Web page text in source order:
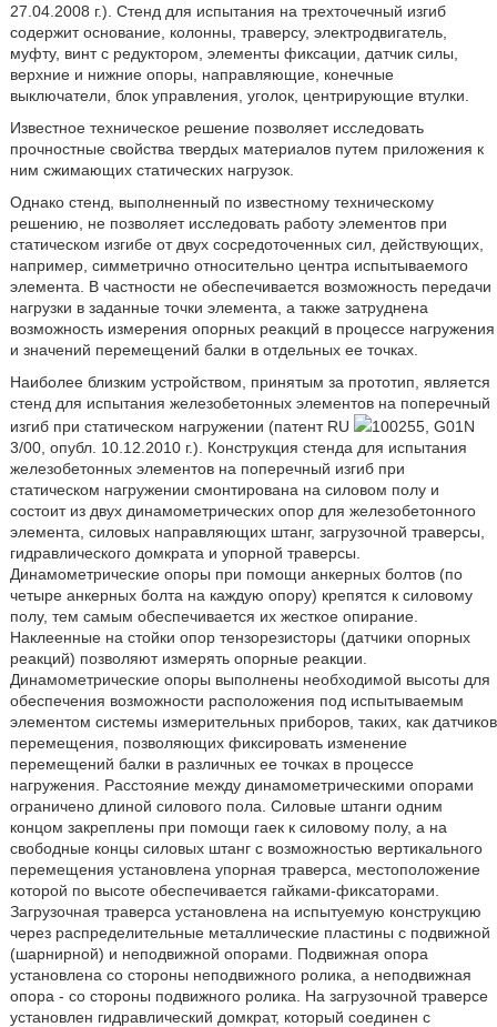
27.04.2008 г.). Стенд для испытания на трехточечный изгиб
содержит основание, колонны, траверсу, электродвигатель,
муфту, винт с редуктором, элементы фиксации, датчик силы,
верхние и нижние опоры, направляющие, конечные
выключатели, блок управления, уголок, центрирующие втулки.
Известное техническое решение позволяет исследовать
прочностные свойства твердых материалов путем приложения к
ним сжимающих статических нагрузок.
Однако стенд, выполненный по известному техническому
решению, не позволяет исследовать работу элементов при
статическом изгибе от двух сосредоточенных сил, действующих,
например, симметрично относительно центра испытываемого
элемента. В частности не обеспечивается возможность передачи
нагрузки в заданные точки элемента, а также затруднена
возможность измерения опорных реакций в процессе нагружения
и значений перемещений балки в отдельных ее точках.
Наиболее близким устройством, принятым за прототип, является
стенд для испытания железобетонных элементов на поперечный
изгиб при статическом нагружении (патент RU
100255, G01N
3/00, опубл. 10.12.2010 г.). Конструкция стенда для испытания
железобетонных элементов на поперечный изгиб при
статическом нагружении смонтирована на силовом полу и
состоит из двух динамометрических опор для железобетонного
элемента, силовых направляющих штанг, загрузочной траверсы,
гидравлического домкрата и упорной траверсы.
Динамометрические опоры при помощи анкерных болтов (по
четыре анкерных болта на каждую опору) крепятся к силовому
полу, тем самым обеспечивается их жесткое опирание.
Наклеенные на стойки опор тензорезисторы (датчики опорных
реакций) позволяют измерять опорные реакции.
Динамометрические опоры выполнены необходимой высоты для
обеспечения возможности расположения под испытываемым
элементом системы измерительных приборов, таких, как датчиков
перемещения, позволяющих фиксировать изменение
перемещений балки в различных ее точках в процессе
нагружения. Расстояние между динамометрическими опорами
ограничено длиной силового пола. Силовые штанги одним
концом закреплены при помощи гаек к силовому полу, а на
свободные концы силовых штанг с возможностью вертикального
перемещения установлена упорная траверса, местоположение
которой по высоте обеспечивается гайками-фиксаторами.
Загрузочная траверса установлена на испытуемую конструкцию
через распределительные металлические пластины с подвижной
(шарнирной) и неподвижной опорами. Подвижная опора
установлена со стороны неподвижного ролика, а неподвижная
опора - со стороны подвижного ролика. На загрузочной траверсе
установлен гидравлический домкрат, который соединен с